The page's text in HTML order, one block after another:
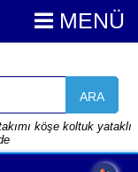
MENÜ
ARA
köşe koltuk yataklı